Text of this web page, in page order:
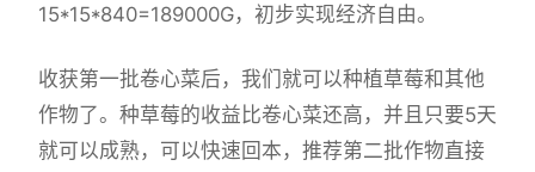
15*15*840=189000G，初步实现经济自由。
收获第一批卷心菜后，我们就可以种植草莓和其他
作物了。种草莓的收益比卷心菜还高，并且只要5天
就可以成熟，可以快速回本，推荐第二批作物直接